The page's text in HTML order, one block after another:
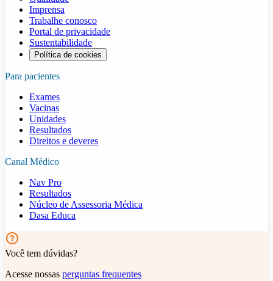
Imprensa
Trabalhe conosco
Portal de privacidade
Sustentabilidade
Política de cookies
Para pacientes
Exames
Vacinas
Unidades
Resultados
Direitos e deveres
Canal Médico
Nav Pro
Resultados
Núcleo de Assessoria Médica
Dasa Educa
Você tem dúvidas?
Acesse nossas perguntas frequentes